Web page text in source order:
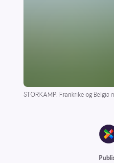
STORKAMP: Frankrike og